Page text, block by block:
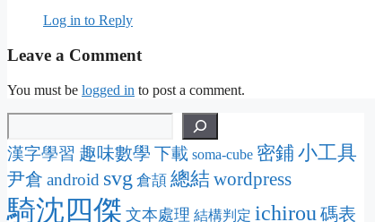
Log in to Reply
Leave a Comment
You must be logged in to post a comment.
漢字學習 趣味數學 下載 soma-cube 密鋪小工具
尹倉 android svg 倉頡 總結 wordpress
騎沈四傑 文本處理 結構判定 ichirou 碼表